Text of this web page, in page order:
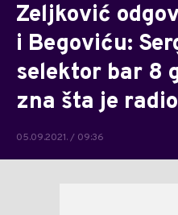
Zeljković
i Begoviću:
selektor bar 8
zna šta je
05.09.2021. / 09:36